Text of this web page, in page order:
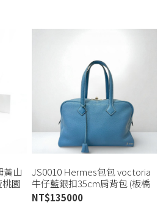
黃山
桃園
JS0010 Hermes包包 voctoria
牛仔藍銀扣35cm肩背包 (板橋
店)
NT$135000